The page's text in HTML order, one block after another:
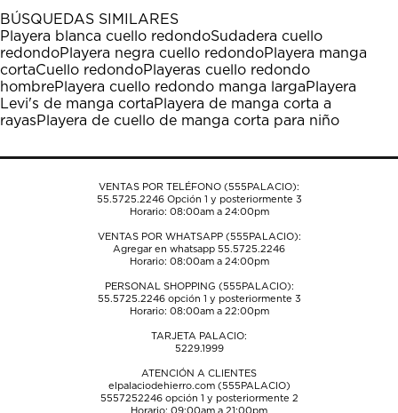
1
estrella
Esta
acción
abrirá
el
formulario
de
estrellas.
Esta
acción
abrirá
el
formulario
de
estrellas.
Esta
acción
abrirá
el
formulario
de
estrellas.
Esta
acción
abrirá
el
formulario
de
estrellas.
Esta
acción
abrirá
el
formulario
de
BÚSQUEDAS SIMILARES
Playera blanca cuello redondoSudadera cuello
redondoPlayera negra cuello redondoPlayera manga
cortaCuello redondoPlayeras cuello redondo
hombrePlayera cuello redondo manga largaPlayera
Levi's de manga cortaPlayera de manga corta a
rayasPlayera de cuello de manga corta para niño
VENTAS POR TELÉFONO (555PALACIO):
55.5725.2246Opción 1 y posteriormente 3
Horario: 08:00am a 24:00pm
VENTAS POR WHATSAPP (555PALACIO):
Agregar en whatsapp 55.5725.2246
Horario: 08:00am a 24:00pm
PERSONAL SHOPPING (555PALACIO):
55.5725.2246opción 1 y posteriormente 3
Horario: 08:00am a 22:00pm
TARJETA PALACIO:
5229.1999
ATENCIÓN A CLIENTES
elpalaciodehierro.com (555PALACIO)
5557252246opción 1 y posteriormente 2
Horario: 09:00am a 21:00pm